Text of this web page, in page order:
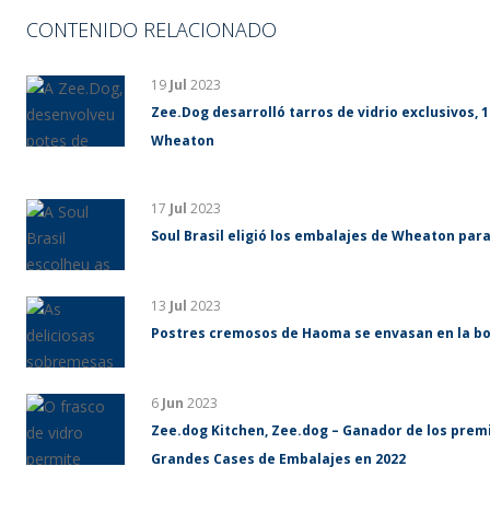
CONTENIDO RELACIONADO
19 Jul 2023
Zee.Dog desarrolló tarros de vidrio exclusivos,
Wheaton
17 Jul 2023
Soul Brasil eligió los embalajes de Wheaton
13 Jul 2023
Postres cremosos de Haoma se envasan en la
6 Jun 2023
Zee.dog Kitchen, Zee.dog – Ganador de los
Grandes Cases de Embalajes en 2022